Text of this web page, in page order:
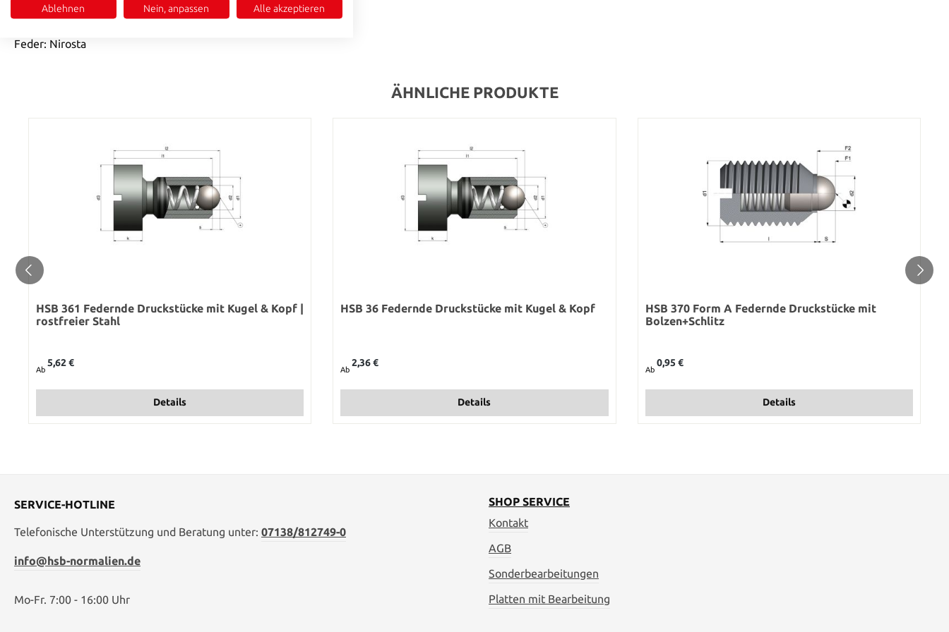
Bolzen: Stahl, einsatzgehärtet, brüniert
Feder: Nirosta
ÄHNLICHE PRODUKTE
HSB 361 Federnde Druckstücke mit Kugel & Kopf |
rostfreier Stahl
Ab
5,62 €
Details
HSB 36 Federnde Druckstücke mit Kugel & Kopf
Ab
2,36 €
Details
HSB 370 Form A Federnde Druckstücke mit
Bolzen+Schlitz
Ab
0,95 €
Details
SERVICE-HOTLINE
Telefonische Unterstützung und Beratung unter: 07138/812749-0
info@hsb-normalien.de
Mo-Fr. 7:00 - 16:00 Uhr
SHOP SERVICE
Kontakt
AGB
Sonderbearbeitungen
Platten mit Bearbeitung
Ablehnen Nein, anpassen Alle akzeptieren